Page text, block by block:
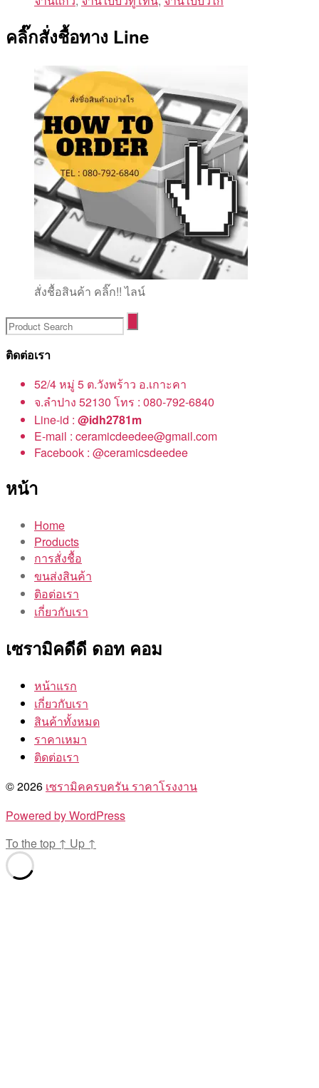
คลิ๊กสั่งชื้อทาง Line
สั่งชื้อสินค้า คลิ๊ก!! ไลน์
ติดต่อเรา
52/4 หมู่ 5 ต.วังพร้าว อ.เกาะคา
จ.ลำปาง 52130 โทร : 080-792-6840
Line-id : @idh2781m
E-mail : ceramicdeedee@gmail.com
Facebook : @ceramicsdeedee
หน้า
Home
Products
การสั่งชื้อ
ขนส่งสินค้า
ติอต่อเรา
เกี่ยวกับเรา
เซรามิคดีดี ดอท คอม
หน้าแรก
เกี่ยวกับเรา
สินค้าทั้งหมด
ราคาเหมา
ติดต่อเรา
© 2026 เซรามิคครบครัน ราคาโรงงาน
Powered by WordPress
To the top ↑ Up ↑